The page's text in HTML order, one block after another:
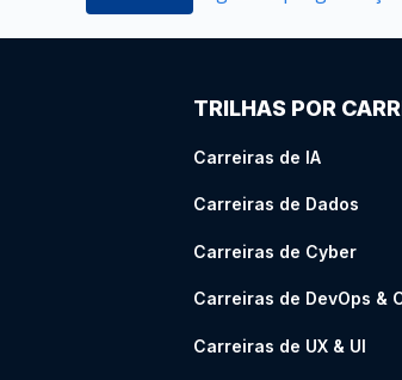
TRILHAS POR
Carreiras de IA
Carreiras de Dados
Carreiras de Cyber
Carreiras de DevOps &
Carreiras de UX & UI